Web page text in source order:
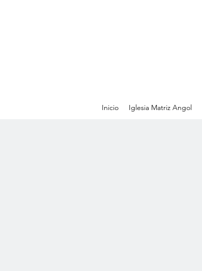
Inicio Iglesia Matriz Angol